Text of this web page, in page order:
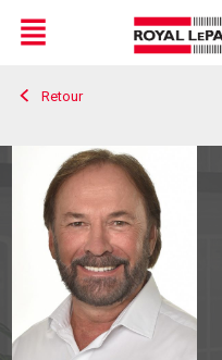
Live
En Direct
Menu
Retour